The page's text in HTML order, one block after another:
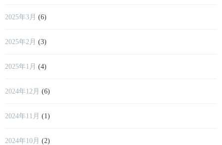
2025年3月 (6)
2025年2月 (3)
2025年1月 (4)
2024年12月 (6)
2024年11月 (1)
2024年10月 (2)